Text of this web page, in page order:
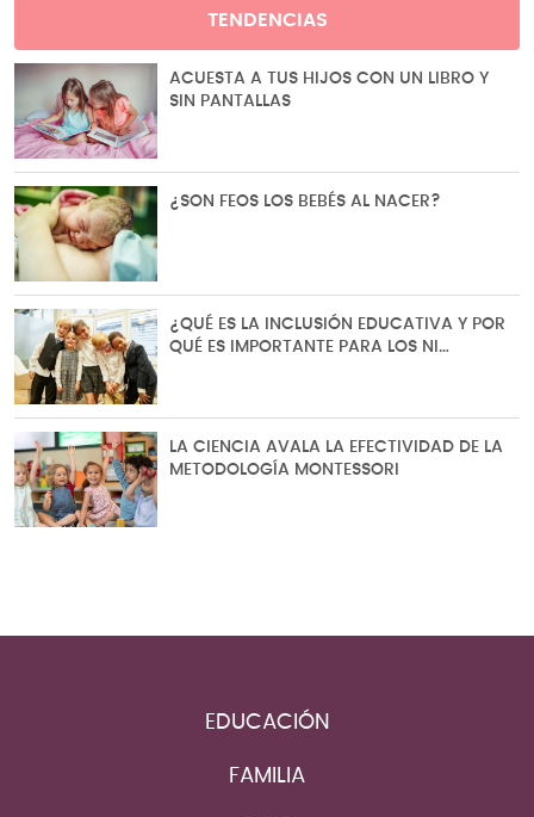
TENDENCIAS
ACUESTA A TUS HIJOS CON UN LIBRO Y
SIN PANTALLAS
¿SON FEOS LOS BEBÉS AL NACER?
¿QUÉ ES LA INCLUSIÓN EDUCATIVA Y POR
QUÉ ES IMPORTANTE PARA LOS NI…
LA CIENCIA AVALA LA EFECTIVIDAD DE LA
METODOLOGÍA MONTESSORI
EDUCACIÓN
FAMILIA